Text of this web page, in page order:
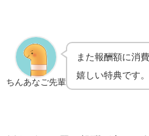
ちんあなご先輩
また報酬額に消
嬉しい特典です。